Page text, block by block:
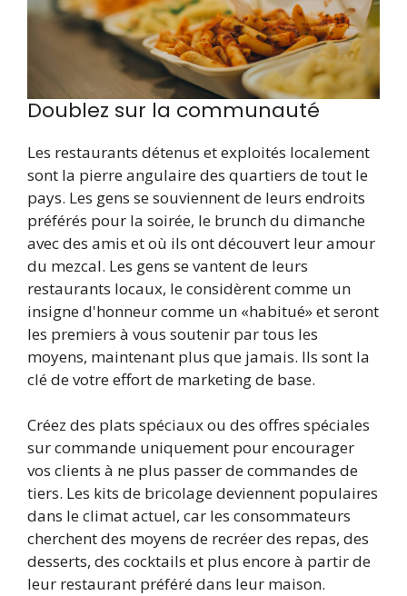
Doublez sur la communauté
Les restaurants détenus et exploités localement
sont la pierre angulaire des quartiers de tout le
pays. Les gens se souviennent de leurs endroits
préférés pour la soirée, le brunch du dimanche
avec des amis et où ils ont découvert leur amour
du mezcal. Les gens se vantent de leurs
restaurants locaux, le considèrent comme un
insigne d'honneur comme un «habitué» et seront
les premiers à vous soutenir par tous les
moyens, maintenant plus que jamais. Ils sont la
clé de votre effort de marketing de base.
Créez des plats spéciaux ou des offres spéciales
sur commande uniquement pour encourager
vos clients à ne plus passer de commandes de
tiers. Les kits de bricolage deviennent populaires
dans le climat actuel, car les consommateurs
cherchent des moyens de recréer des repas, des
desserts, des cocktails et plus encore à partir de
leur restaurant préféré dans leur maison.